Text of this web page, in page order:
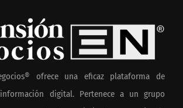
ofrece una eficaz plataforma de
digital. Pertenece a un grupo